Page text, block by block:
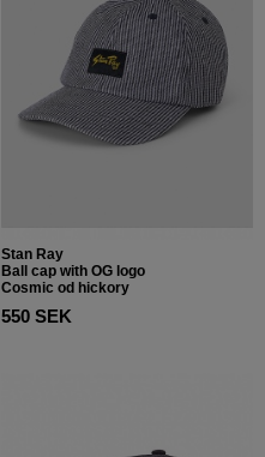
Stan Ray
Ball cap with OG logo
Cosmic od hickory
550 SEK